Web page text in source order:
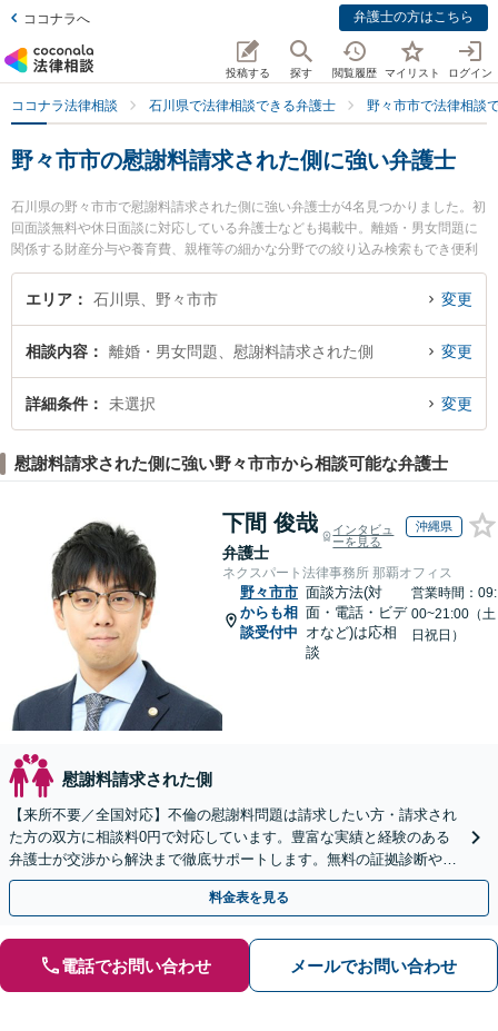
ココナラへ 弁護士の方はこちら
投稿する 探す 閲覧履歴 マイリスト ログイン
ココナラ法律相談 石川県で法律相談できる弁護士 野々市市で法律相談
野々市市の慰謝料請求された側に強い弁護士
石川県の野々市市で慰謝料請求された側に強い弁護士が4名見つかりました。初
回面談無料や休日面談に対応している弁護士なども掲載中。離婚・男女問題に
関係する財産分与や養育費、親権等の細かな分野での絞り込み検索もでき便利
です。特に白山・野々市法律事務所の春野 しおり弁護士やののいち法律事務所
の木村 弘弁護士、ののいち法律事務所の井村 剛弁護士のプロフィール情報や弁
された側のトラブル解決の実績豊富な近くの弁護士を検索したい』『初回相談
無料で慰謝料請求された側を法律相談できる野々市市内の弁護士に相談予約し
たい』などでお困りの相談者さんにおすすめです。
エリア 石川県、野々市市 変更
相談内容 離婚・男女問題、慰謝料請求された側 変更
詳細条件 未選択 変更
慰謝料請求された側に強い野々市市から相談可能な弁護士
下間 俊哉
弁護士
インタビュ
ーを見る
沖縄県
ネクスパート法律事務所 那覇オフィス
野々市市
からも相
談受付中
面談方法(対
面・電話・ビデ
オなど)は応相
談
営業時間：09:
00~21:00（土
日祝日）
慰謝料請求された側
【来所不要／全国対応】不倫の慰謝料問題は請求したい方・請求され
た方の双方に相談料0円で対応しています。豊富な実績と経験のある
弁護士が交渉から解決まで徹底サポートします。無料の証拠診断や着
手金の返還保証もありますので安心してご相談ください。
料金表を見る
電話でお問い合わせ メールでお問い合わせ